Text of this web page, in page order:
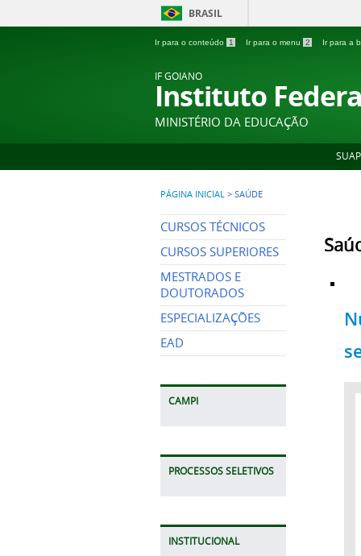
BRASIL
Ir para o conteúdo 1 Ir para o menu 2 Ir para a
IF GOIANO
Instituto
MINISTÉRIO DA EDUCAÇÃO
SUAP
PÁGINA INICIAL > SAÚDE
CURSOS TÉCNICOS
CURSOS SUPERIORES
MESTRADOS E
DOUTORADOS
ESPECIALIZAÇÕES
EAD
CAMPI
PROCESSOS SELETIVOS
INSTITUCIONAL